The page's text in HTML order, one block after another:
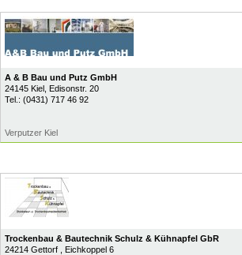
A & B Bau und Putz GmbH
24145 Kiel, Edisonstr. 20
Tel.: (0431) 717 46 92
Verputzer Kiel
Trockenbau & Bautechnik Schulz & Kühnapfel GbR
24214 Gettorf
, Eichkoppel 6